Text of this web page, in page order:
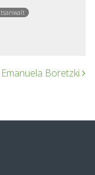
Emanuela Boretzki